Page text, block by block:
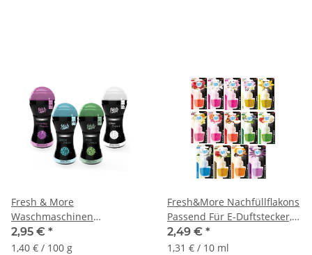
Fresh & More
Waschmaschinen
Wäscheduft Perlen/-Parfüm
(210g)
2,95 € *
1,40 € / 100 g
Fresh&More Nachfüllflakons
Passend Für E-Duftstecker,
19ml
2,49 € *
1,31 € / 10 ml